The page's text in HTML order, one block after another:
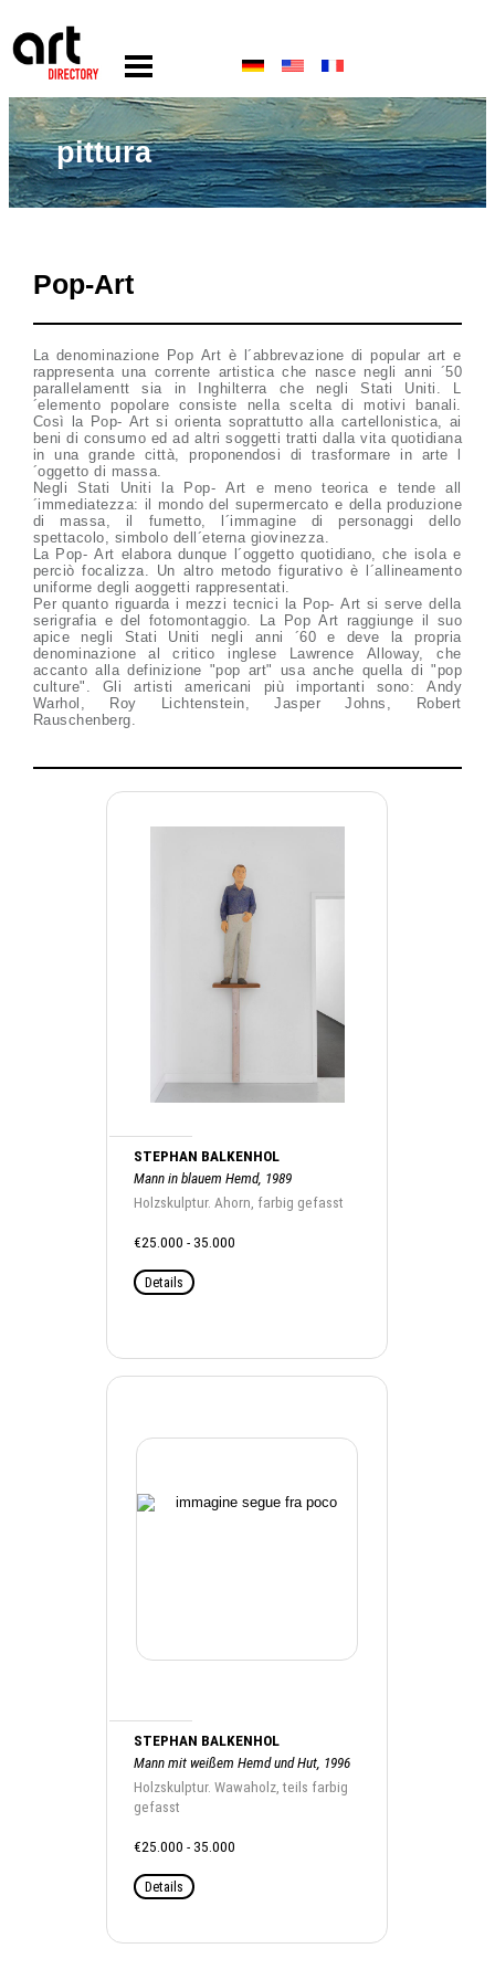
pittura
Pop-Art
La denominazione Pop Art è l´abbrevazione di popular art e
rappresenta una corrente artistica che nasce negli anni ´50
parallelamentt sia in Inghilterra che negli Stati Uniti. L
´elemento popolare consiste nella scelta di motivi banali.
Così la Pop- Art si orienta soprattutto alla cartellonistica, ai
beni di consumo ed ad altri soggetti tratti dalla vita quotidiana
in una grande città, proponendosi di trasformare in arte l
´oggetto di massa.
Negli Stati Uniti la Pop- Art e meno teorica e tende all
´immediatezza: il mondo del supermercato e della produzione
di massa, il fumetto, l´immagine di personaggi dello
spettacolo, simbolo dell´eterna giovinezza.
La Pop- Art elabora dunque l´oggetto quotidiano, che isola e
perciò focalizza. Un altro metodo figurativo è l´allineamento
uniforme degli aoggetti rappresentati.
Per quanto riguarda i mezzi tecnici la Pop- Art si serve della
serigrafia e del fotomontaggio. La Pop Art raggiunge il suo
apice negli Stati Uniti negli anni ´60 e deve la propria
denominazione al critico inglese Lawrence Alloway, che
accanto alla definizione "pop art" usa anche quella di "pop
culture". Gli artisti americani più importanti sono: Andy
Warhol, Roy Lichtenstein, Jasper Johns, Robert
Rauschenberg.
STEPHAN BALKENHOL
Mann in blauem Hemd, 1989
Holzskulptur. Ahorn, farbig gefasst
€25.000 - 35.000
Details
STEPHAN BALKENHOL
Mann mit weißem Hemd und Hut, 1996
Holzskulptur. Wawaholz, teils farbig
gefasst
€25.000 - 35.000
Details